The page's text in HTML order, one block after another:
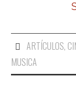
ARTÍCULOS,
MUSICA